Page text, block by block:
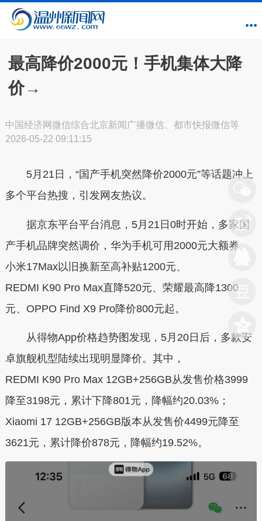
最高降价2000元！手机集体大降
价→
中国经济网微信综合北京新闻广播微信、都市快报微信等
2026-05-22 09:11:15
5月21日，“国产手机突然降价2000元”等话题冲上
多个平台热搜，引发网友热议。
据京东平台平台消息， 5月21日0时开始，多家国
产手机品牌突然调价 ，华为手机可用2000元大额券、
小米17Max以旧换新至高补贴1200元、
REDMI K90 Pro Max直降520元、荣耀最高降1300
元、OPPO Find X9 Pro降价800元起。
从得物App价格趋势图发现，5月20日后，多款安
卓旗舰机型陆续出现明显降价。其中，
REDMI K90 Pro Max 12GB+256GB从发售价格3999
降至3198元，累计下降801元，降幅约20.03%；
Xiaomi 17 12GB+256GB版本从发售价4499元降至
3621元，累计降价878元，降幅约19.52%。